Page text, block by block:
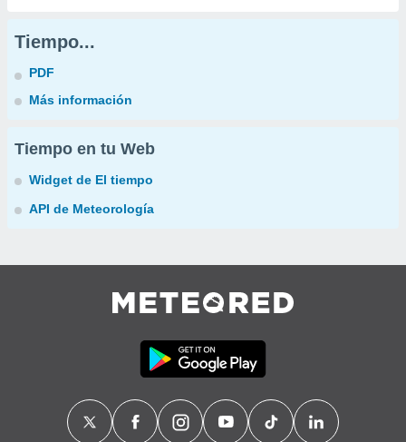
Tiempo...
PDF
Más información
Tiempo en tu Web
Widget de El tiempo
API de Meteorología